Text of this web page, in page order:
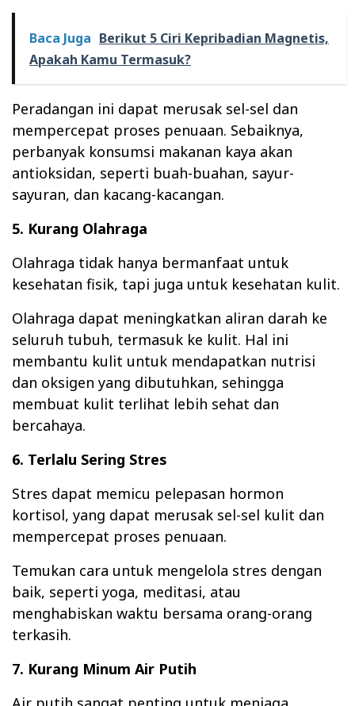
Baca Juga Berikut 5 Ciri Kepribadian Magnetis,
Apakah Kamu Termasuk?
Peradangan ini dapat merusak sel-sel dan
mempercepat proses penuaan. Sebaiknya,
perbanyak konsumsi makanan kaya akan
antioksidan, seperti buah-buahan, sayur-
sayuran, dan kacang-kacangan.
5. Kurang Olahraga
Olahraga tidak hanya bermanfaat untuk
kesehatan fisik, tapi juga untuk kesehatan kulit.
Olahraga dapat meningkatkan aliran darah ke
seluruh tubuh, termasuk ke kulit. Hal ini
membantu kulit untuk mendapatkan nutrisi
dan oksigen yang dibutuhkan, sehingga
membuat kulit terlihat lebih sehat dan
bercahaya.
6. Terlalu Sering Stres
Stres dapat memicu pelepasan hormon
kortisol, yang dapat merusak sel-sel kulit dan
mempercepat proses penuaan.
Temukan cara untuk mengelola stres dengan
baik, seperti yoga, meditasi, atau
menghabiskan waktu bersama orang-orang
terkasih.
7. Kurang Minum Air Putih